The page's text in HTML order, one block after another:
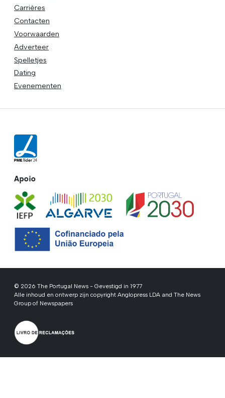
Carrières
Contacten
Voorwaarden
Adverteer
Spelletjes
Dating
Evenementen
Apoio
© 2026 The Portugal News - Gevestigd in 1977
Alle inhoud en ontwerp zijn copyright Anglopress LDA and The News
Group of Newspapers